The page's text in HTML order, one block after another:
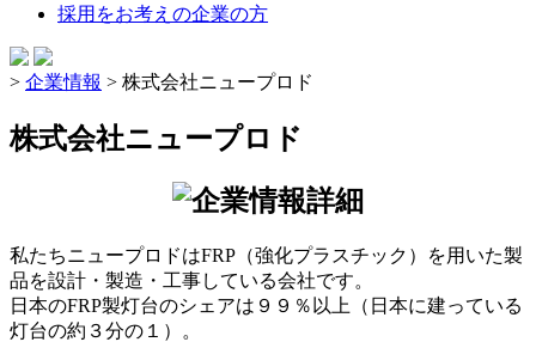
採用をお考えの企業の方
> 企業情報 > 株式会社ニュープロド
株式会社ニュープロド
私たちニュープロドはFRP（強化プラスチック）を用いた製
品を設計・製造・工事している会社です。
日本のFRP製灯台のシェアは９９％以上（日本に建っている
灯台の約３分の１）。